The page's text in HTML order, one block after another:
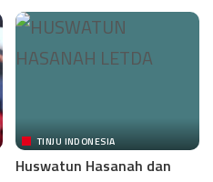
TINJU INDONESIA
Huswatun Hasanah dan